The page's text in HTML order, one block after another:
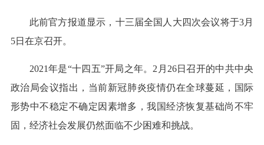
此前官方报道显示，十三届全国人大四次会议将于3月
5日在京召开。
2021年是“十四五”开局之年。2月26日召开的中共中央
政治局会议指出，当前新冠肺炎疫情仍在全球蔓延，国际
形势中不稳定不确定因素增多，我国经济恢复基础尚不牢
固，经济社会发展仍然面临不少困难和挑战。